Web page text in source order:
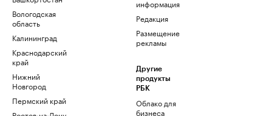
Вологодская
область
Калининград
Краснодарский
край
Нижний
Новгород
Пермский край
информация
Редакция
Размещение
рекламы
Другие
продукты
РБК
Облако для
бизнеса